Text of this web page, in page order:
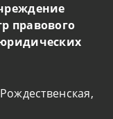
правового